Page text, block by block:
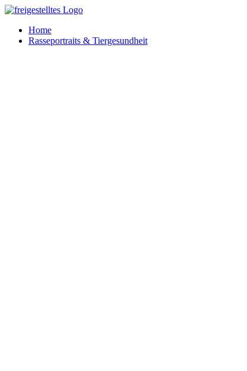
Zum
springenHome
Rasseportraits & Tiergesundheit